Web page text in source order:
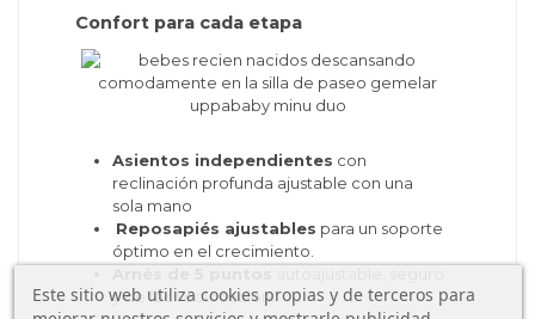
Confort para cada etapa
Asientos independientes con
reclinación profunda ajustable con una
sola mano
Reposapiés ajustables para un soporte
óptimo en el crecimiento.
y de fácil colocación.
Este sitio web utiliza cookies propias y de terceros para